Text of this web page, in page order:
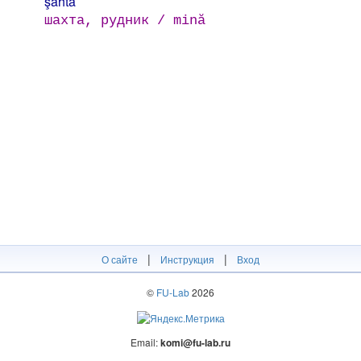
шахта, рудник / mină
О сайте | Инструкция | Вход
© FU-Lab2026
Email:komi@fu-lab.ru